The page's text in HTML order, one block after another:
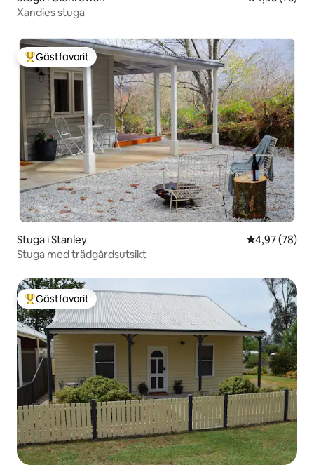
Xandies stuga
Populär gästfavorit
Gästfavorit
Stuga i Stanley 4,97 av 5 i
4,97 (78)
Stuga med trädgårdsutsikt
Populär gästfavorit
Gästfavorit